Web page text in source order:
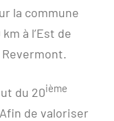
la commune
à l’Est de
du 20ième
de valoriser